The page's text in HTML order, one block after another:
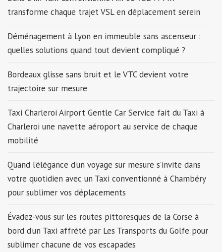
transforme chaque trajet VSL en déplacement serein
Déménagement à Lyon en immeuble sans ascenseur :
quelles solutions quand tout devient compliqué ?
Bordeaux glisse sans bruit et le VTC devient votre
trajectoire sur mesure
Taxi Charleroi Airport Gentle Car Service fait du Taxi à
Charleroi une navette aéroport au service de chaque
mobilité
Quand l’élégance d’un voyage sur mesure s’invite dans
votre quotidien avec un Taxi conventionné à Chambéry
pour sublimer vos déplacements
Évadez-vous sur les routes pittoresques de la Corse à
bord d’un Taxi affrété par Les Transports du Golfe pour
sublimer chacune de vos escapades